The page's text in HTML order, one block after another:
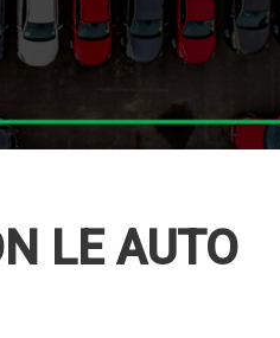
LE AUTO